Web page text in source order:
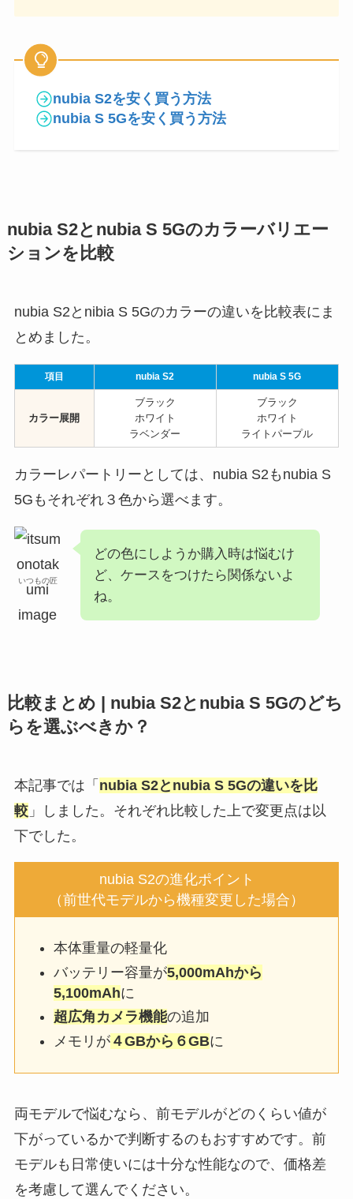
nubia S2を安く買う方法
nubia S 5Gを安く買う方法
nubia S2とnubia S 5Gのカラーバリエー
ションを比較
nubia S2とnibia S 5Gのカラーの違いを比較表にま
とめました。
項目 nubia S2 nubia S 5G
カラー展開
ブラック
ホワイト
ラベンダー
ブラック
ホワイト
ライトパープル
カラーレパートリーとしては、nubia S2もnubia S
5Gもそれぞれ３色から選べます。
いつもの匠
どの色にしようか購入時は悩むけ
ど、ケースをつけたら関係ないよ
ね。
比較まとめ | nubia S2とnubia S 5Gのどち
らを選ぶべきか？
本記事では「 nubia S2とnubia S 5Gの違いを比
較」しました。それぞれ比較した上で変更点は以
下でした。
nubia S2の進化ポイント
（前世代モデルから機種変更した場合）
本体重量の軽量化
バッテリー容量が5,000mAhから
5,100mAhに
超広角カメラ機能の追加
メモリが ４GBから６GBに
両モデルで悩むなら、前モデルがどのくらい値が
下がっているかで判断するのもおすすめです。前
モデルも日常使いには十分な性能なので、価格差
を考慮して選んでください。